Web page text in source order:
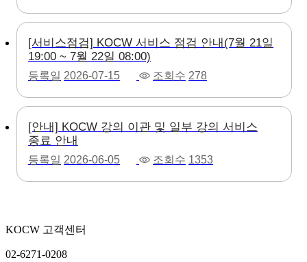
[서비스점검] KOCW 서비스 점검 안내(7월 21일
19:00 ~ 7월 22일 08:00)
등록일 2026-07-15 조회수 278
[안내] KOCW 강의 이관 및 일부 강의 서비스
종료 안내
등록일 2026-06-05 조회수 1353
KOCW 고객센터
02-6271-0208